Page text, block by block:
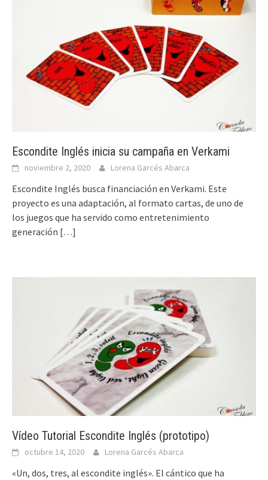
Escondite Inglés inicia su campaña en Verkami
noviembre 2, 2020 Lorena Garcés Abarca
Escondite Inglés busca financiación en Verkami. Este
proyecto es una adaptación, al formato cartas, de uno de
los juegos que ha servido como entretenimiento
generación […]
Vídeo Tutorial Escondite Inglés (prototipo)
octubre 14, 2020 Lorena Garcés Abarca
«Un, dos, tres, al escondite inglés». El cántico que ha